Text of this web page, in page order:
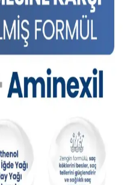
dökülmesini önler, saçları
Düzenli kullanım ve uzman
Biotin ve Kafein İçeren
Bilgi
saç dökülmesini önler ve
yardımcı olur. Düzenli
Etkili ve